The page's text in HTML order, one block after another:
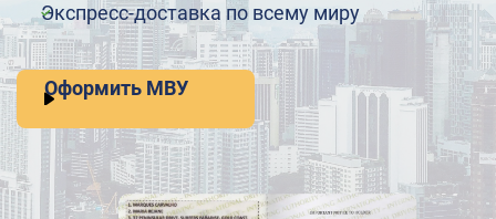
Экспресс-доставка по всему миру
Оформить МВУ